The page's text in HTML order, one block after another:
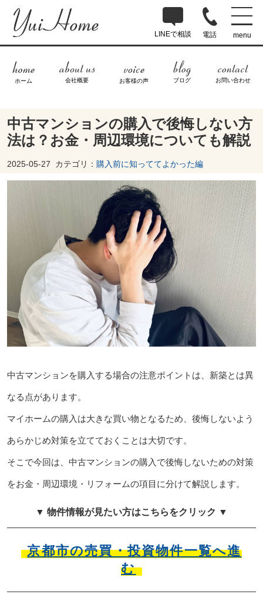
LINEで相談 電話 menu
ホーム 会社概要 お客様の声 ブログ お問い合わせ
中古マンションの購入で後悔しない方
法は？お金・周辺環境についても解説
2025-05-27 カテゴリ： 購入前に知っててよかった編
中古マンションを購入する場合の注意ポイントは、新築とは異
なる点があります。
マイホームの購入は大きな買い物となるため、後悔しないよう
あらかじめ対策を立てておくことは大切です。
そこで今回は、中古マンションの購入で後悔しないための対策
をお金・周辺環境・リフォームの項目に分けて解説します。
▼ 物件情報が見たい方はこちらをクリック ▼
京都市の売買・投資物件一覧へ進
む